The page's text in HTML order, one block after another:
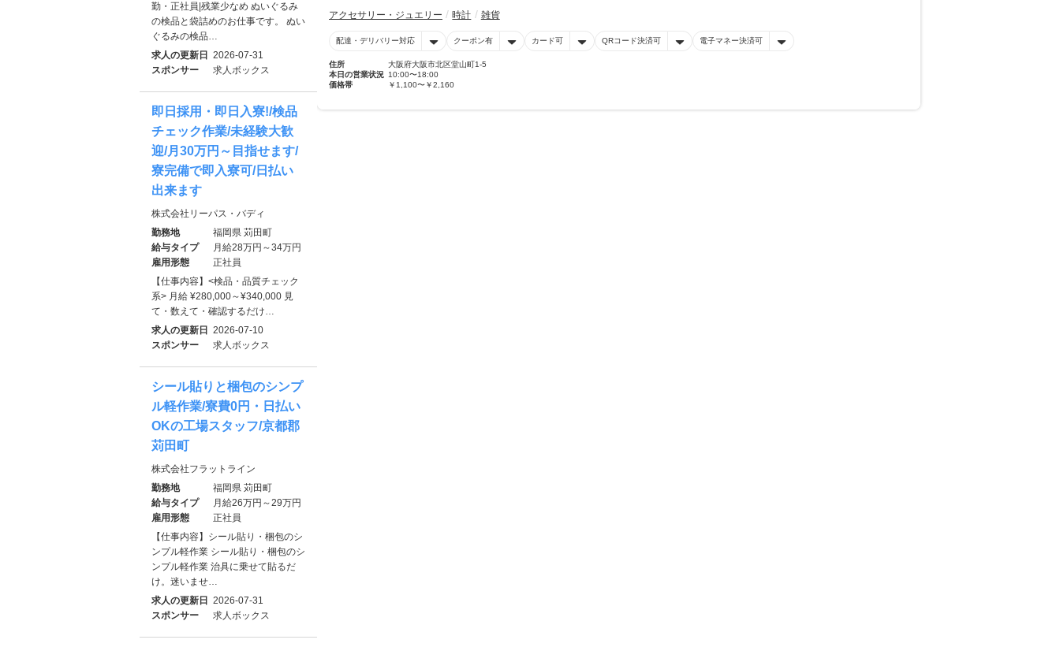
アクセサリー・ジュエリー 時計 雑貨
配達・デリバリー対応 クーポン有 カード可 QRコード決済可 電子マネー決済可
住所
大阪府大阪市北区堂山町1-5
本日の営業状況 10:00〜18:00
価格帯
￥1,100〜￥2,160
勤・正社員|残業少なめ ぬいぐるみ
の検品と袋詰めのお仕事です。 ぬい
ぐるみの検品…
求人の更新日
2026-07-31
スポンサー
求人ボックス
即日採用・即日入寮!/検品
チェック作業/未経験大歓
迎/月30万円～目指せます/
寮完備で即入寮可/日払い
出来ます
株式会社リーパス・バディ
勤務地
福岡県 苅田町
給与タイプ
月給28万円～34万円
雇用形態
正社員
【仕事内容】<検品・品質チェック
系> 月給 ¥280,000～¥340,000 見
て・数えて・確認するだけ…
求人の更新日
2026-07-10
スポンサー
求人ボックス
シール貼りと梱包のシンプ
ル軽作業/寮費0円・日払い
OKの工場スタッフ/京都郡
苅田町
株式会社フラットライン
勤務地
福岡県 苅田町
給与タイプ
月給26万円～29万円
雇用形態
正社員
【仕事内容】シール貼り・梱包のシ
ンプル軽作業 シール貼り・梱包のシ
ンプル軽作業 治具に乗せて貼るだ
け。迷いませ…
求人の更新日
2026-07-31
スポンサー
求人ボックス